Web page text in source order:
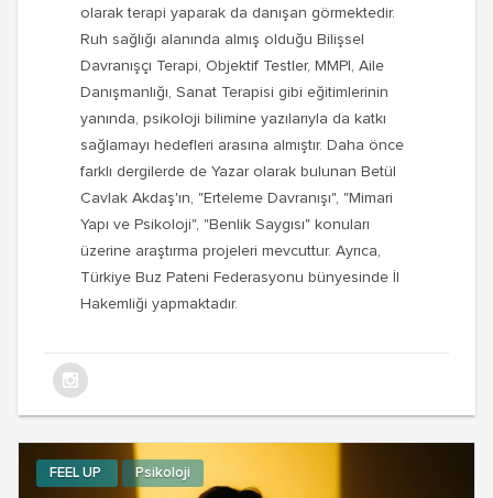
olarak terapi yaparak da danışan görmektedir.
Ruh sağlığı alanında almış olduğu Bilişsel
Davranışçı Terapi, Objektif Testler, MMPI, Aile
Danışmanlığı, Sanat Terapisi gibi eğitimlerinin
yanında, psikoloji bilimine yazılarıyla da katkı
sağlamayı hedefleri arasına almıştır. Daha önce
farklı dergilerde de Yazar olarak bulunan Betül
Cavlak Akdaş'ın, "Erteleme Davranışı", "Mimari
Yapı ve Psikoloji", "Benlik Saygısı" konuları
üzerine araştırma projeleri mevcuttur. Ayrıca,
Türkiye Buz Pateni Federasyonu bünyesinde İl
Hakemliği yapmaktadır.
FEEL UP Psikoloji